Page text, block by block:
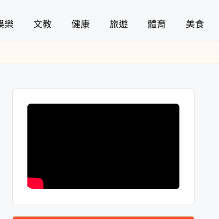
樂 文教 健康 旅遊 體育 美食